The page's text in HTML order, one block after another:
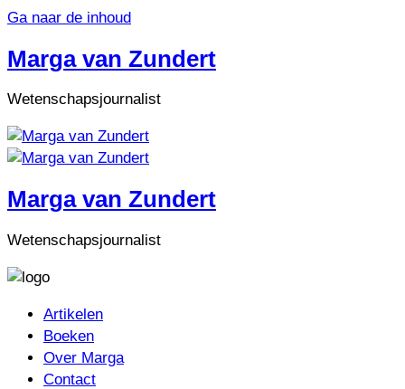
Ga naar de inhoud
Marga van Zundert
Wetenschapsjournalist
Marga van Zundert
Wetenschapsjournalist
Artikelen
Boeken
Over Marga
Contact